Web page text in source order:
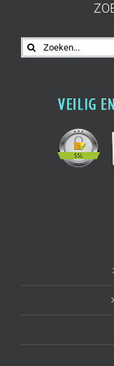
Zoeken
naar: